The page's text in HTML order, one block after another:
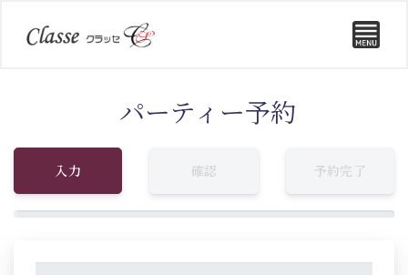
パーティー予約
入力 確認 予約完了